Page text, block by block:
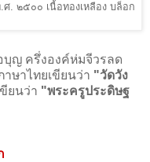
. ๒๕๐๐ เนื้อทองเหลือง บล็อก
บุญ ครึ่งองค์ห่มจีวรลด
ษาไทยเขียนว่า "วัดวัง
ยนว่า "พระครูประดิษฐ